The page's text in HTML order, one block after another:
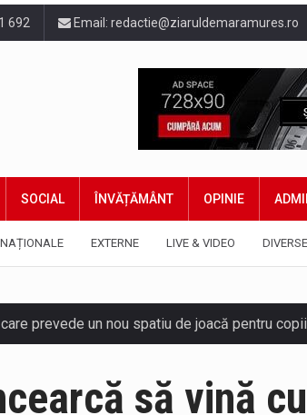
692 Email: redactie@ziaruldemaramures.ro
SOCIAL ÎNVĂȚĂMÂNT OPINIE
NAȚIONALE EXTERNE LIVE & VIDEO DIVERSE
prevede un nou spatiu de joacă pentru
să vină cu